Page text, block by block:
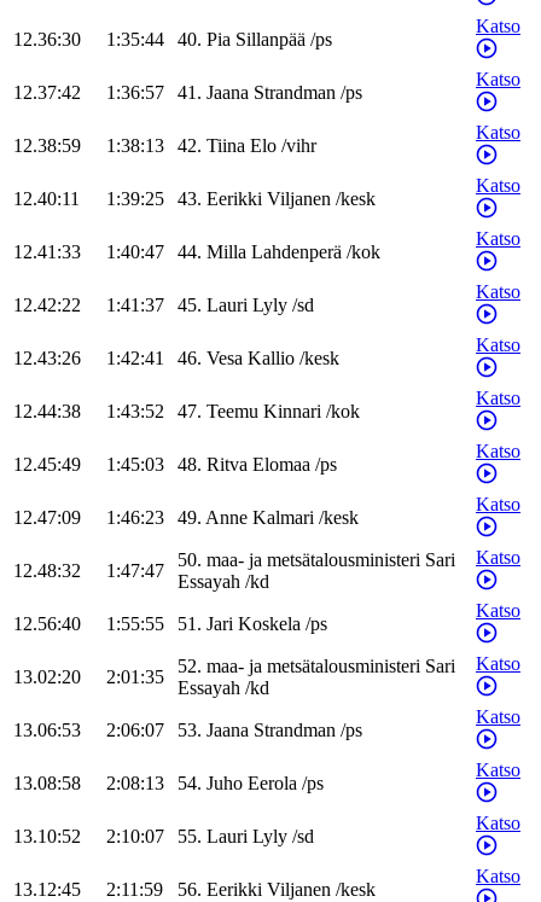
12.36:30 1:35:44 40. Pia Sillanpää /ps
Katso
12.37:42 1:36:57 41. Jaana Strandman /ps
Katso
12.38:59 1:38:13 42. Tiina Elo /vihr
Katso
12.40:11 1:39:25 43. Eerikki Viljanen /kesk
Katso
12.41:33 1:40:47 44. Milla Lahdenperä /kok
Katso
12.42:22 1:41:37 45. Lauri Lyly /sd
Katso
12.43:26 1:42:41 46. Vesa Kallio /kesk
Katso
12.44:38 1:43:52 47. Teemu Kinnari /kok
Katso
12.45:49 1:45:03 48. Ritva Elomaa /ps
Katso
12.47:09 1:46:23 49. Anne Kalmari /kesk
Katso
12.48:32 1:47:47
50. maa- ja metsätalousministeri Sari
Essayah /kd
Katso
12.56:40 1:55:55 51. Jari Koskela /ps
Katso
13.02:20 2:01:35
52. maa- ja metsätalousministeri Sari
Essayah /kd
Katso
13.06:53 2:06:07 53. Jaana Strandman /ps
Katso
13.08:58 2:08:13 54. Juho Eerola /ps
Katso
13.10:52 2:10:07 55. Lauri Lyly /sd
Katso
13.12:45 2:11:59 56. Eerikki Viljanen /kesk
Katso